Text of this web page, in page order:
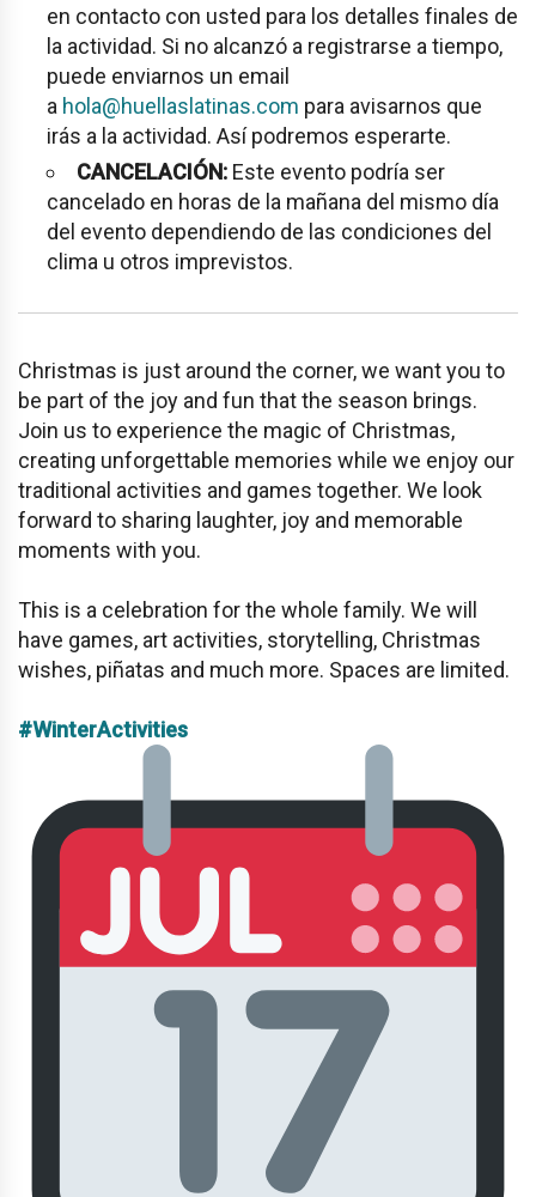
en contacto con usted para los detalles finales de
la actividad. Si no alcanzó a registrarse a tiempo,
puede enviarnos un email
a hola@huellaslatinas.com para avisarnos que
irás a la actividad. Así podremos esperarte.
CANCELACIÓN: Este evento podría ser
cancelado en horas de la mañana del mismo día
del evento dependiendo de las condiciones del
clima u otros imprevistos.
Christmas is just around the corner, we want you to
be part of the joy and fun that the season brings.
Join us to experience the magic of Christmas,
creating unforgettable memories while we enjoy our
traditional activities and games together. We look
forward to sharing laughter, joy and memorable
moments with you.
This is a celebration for the whole family. We will
have games, art activities, storytelling, Christmas
wishes, piñatas and much more. Spaces are limited.
#WinterActivities